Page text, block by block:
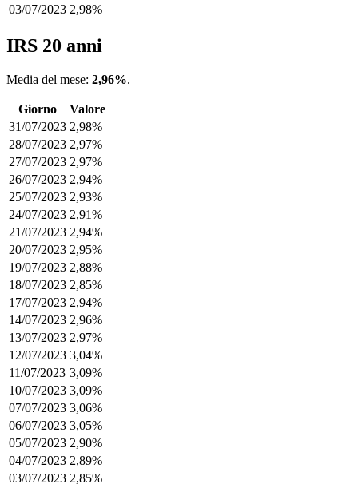
03/07/2023 2,98%
IRS 20 anni
Media del mese: 2,96%.
Giorno
Valore
31/07/2023 2,98%
28/07/2023 2,97%
27/07/2023 2,97%
26/07/2023 2,94%
25/07/2023 2,93%
24/07/2023 2,91%
21/07/2023 2,94%
20/07/2023 2,95%
19/07/2023 2,88%
18/07/2023 2,85%
17/07/2023 2,94%
14/07/2023 2,96%
13/07/2023 2,97%
12/07/2023 3,04%
11/07/2023 3,09%
10/07/2023 3,09%
07/07/2023 3,06%
06/07/2023 3,05%
05/07/2023 2,90%
04/07/2023 2,89%
03/07/2023 2,85%